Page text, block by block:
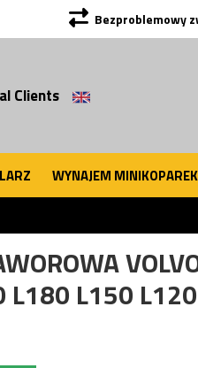
Bezproblemowy
Clients
WYNAJEM MINIKOPAREK
L180 L150